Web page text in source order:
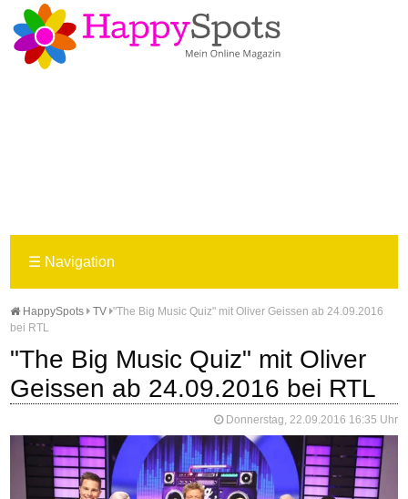
☰ Navigation
HappySpots TV "The Big Music Quiz" mit Oliver Geissen ab 24.09.2016
bei RTL
"The Big Music Quiz" mit Oliver
Geissen ab 24.09.2016 bei RTL
Donnerstag, 22.09.2016 16:35 Uhr